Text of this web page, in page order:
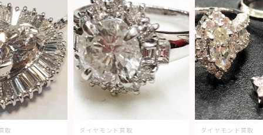
取
ダイヤモンド買取
ダイヤモンド買取